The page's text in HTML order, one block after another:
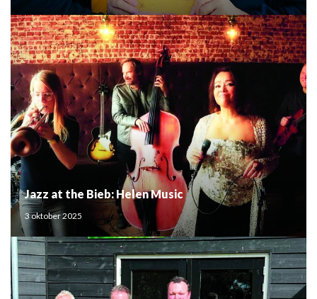
Jazz at the Bieb: Helen Music
3 oktober 2025